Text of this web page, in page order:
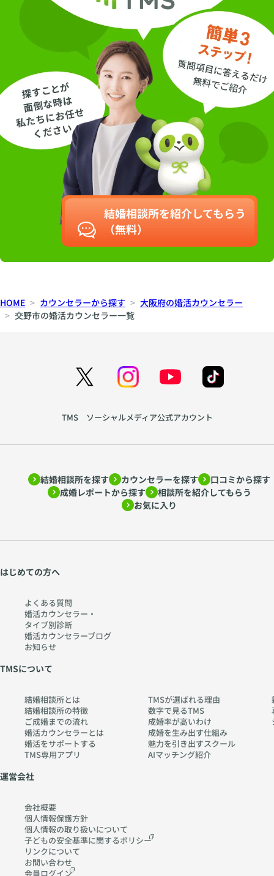
結婚相談所を紹介してもらう
（無料）
HOME カウンセラーから探す
大阪府の婚活カウンセラー
交野市の婚活カウンセラー一覧
TMS ソーシャルメディア公式アカウント
結婚相談所を探す カウンセラーを探す
口コミから探す
成婚レポートから探す
相談所を紹介してもらう
お気に入り
はじめての方へ
よくある質問
婚活カウンセラー・
タイプ別診断
婚活カウンセラーブログ
お知らせ
TMSについて
結婚相談所とは
結婚相談所の特徴
ご成婚までの流れ
婚活カウンセラーとは
婚活をサポートする
TMS専用アプリ
TMSが選ばれる理由
数字で見るTMS
成婚率が高いわけ
成婚を生み出す仕組み
魅力を引き出すスクール
AIマッチング紹介
運営会社
会社概要
個人情報保護方針
個人情報の取り扱いについて
子どもの安全基準に関するポリシー
リンクについて
お問い合わせ
会員ログイン